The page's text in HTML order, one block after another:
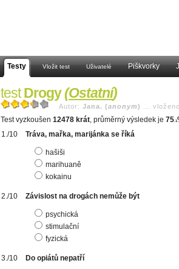
Testy Vložit test Uživatelé Piškvorky
testDrogy(Ostatní)
Autor: Jana. (anonym)
Test vyzkoušen 12478 krát, průměrný výsledek je 75 .1
Tráva, mařka, marijánka se říká
hašiši
marihuaně
kokainu
Závislost na drogách nemůže být
psychická
stimulační
fyzická
Do opiátů nepatří